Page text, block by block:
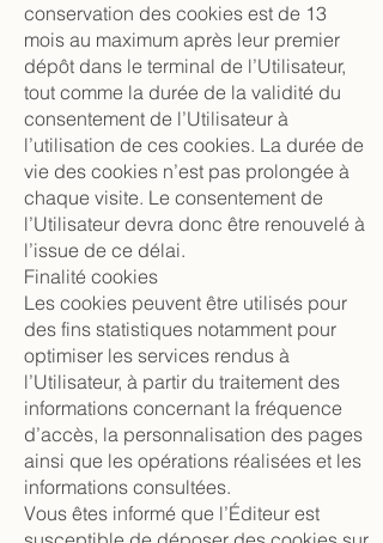
conservation des cookies est de 13
mois au maximum après leur premier
dépôt dans le terminal de l’Utilisateur,
tout comme la durée de la validité du
consentement de l’Utilisateur à
l’utilisation de ces cookies. La durée de
vie des cookies n’est pas prolongée à
chaque visite. Le consentement de
l’Utilisateur devra donc être renouvelé à
l’issue de ce délai.
Finalité cookies
Les cookies peuvent être utilisés pour
des fins statistiques notamment pour
optimiser les services rendus à
l’Utilisateur, à partir du traitement des
informations concernant la fréquence
d’accès, la personnalisation des pages
ainsi que les opérations réalisées et les
informations consultées.
Vous êtes informé que l’Éditeur est